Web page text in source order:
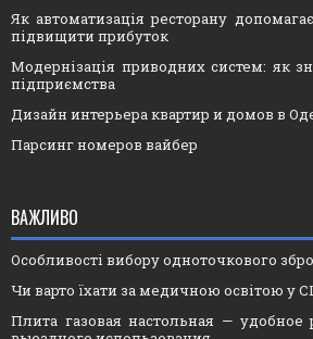
Як автоматизація ресторану
підвищити прибуток
Модернізація приводних систем: як
підприємства
Дизайн интерьера квартир и домов в
Парсинг номеров вайбер
ВАЖЛИВО
Особливості вибору одноточкового
Чи варто їхати за медичною освітою у
Плита газовая настольная —